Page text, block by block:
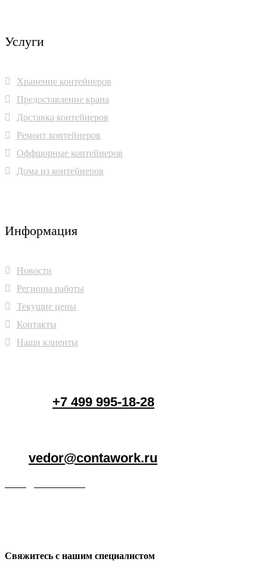
Услуги
Хранение контейнеров
Предоставление крана
Доставка контейнеров
Ремонт контейнеров
Оффшорные контейнеров
Дома из контейнеров
Информация
Новости
Регионы работы
Текущие цены
Контакты
Наши клиенты
+7 499 995-18-28
vedor@contawork.ru
Свяжитесь с нашим специалистом